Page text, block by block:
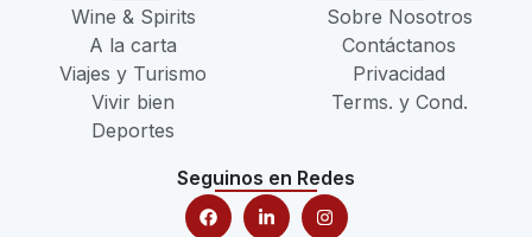
Wine & Spirits
A la carta
Viajes y Turismo
Vivir bien
Deportes
Sobre Nosotros
Contáctanos
Privacidad
Terms. y Cond.
Seguinos en Redes